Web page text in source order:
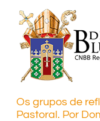
Os grupos de
Pastoral. Por